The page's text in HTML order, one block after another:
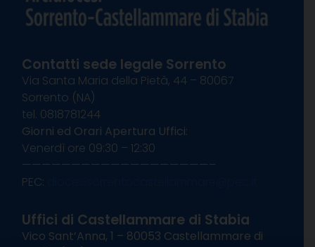
Contatti sede legale Sorrento
Via Santa Maria della Pietà, 44 – 80067
Sorrento (NA)
tel. 0818781244
Giorni ed Orari Apertura Uffici:
Venerdì ore 09:30 – 12:30
———————————————————–
PEC:
Uffici di Castellammare di Stabia
Vico Sant’Anna, 1 – 80053 Castellammare di